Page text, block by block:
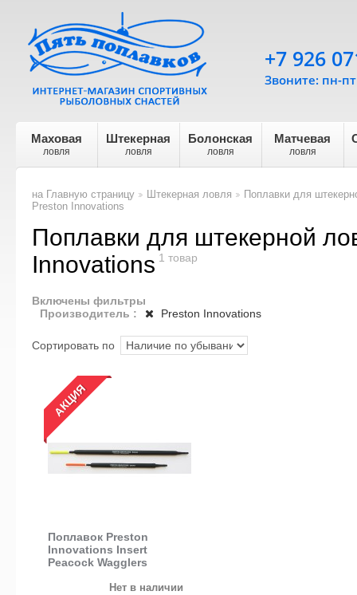
Маховая
ловля
Штекерная
ловля
Болонская
ловля
Матчевая
ловля
+7 926
Звоните: пн-
на Главную страницу
Штекерная ловля
Поплавки для
Preston Innovations
Поплавки для штекерной
Innovations 1 товар
Включены фильтры
Производитель :
Preston Innovations
Сортировать по
АКЦИЯ
Поплавок Preston
Innovations Insert
Peacock Wagglers
Нет в наличии